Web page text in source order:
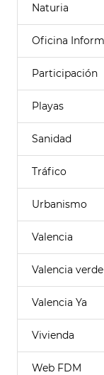
Naturia
Oficina
Participación
Playas
Sanidad
Tráfico
Urbanismo
Valencia
Valencia verde
Valencia Ya
Vivienda
Web FDM